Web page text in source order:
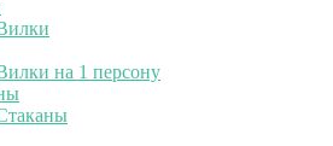
на 1 персону